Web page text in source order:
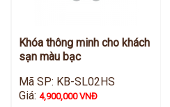
Khóa thông minh cho khách
sạn màu bạc
Mã SP: KB-SL02HS
Giá: 4,900,000 VNĐ